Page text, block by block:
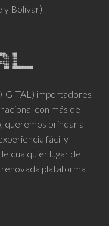
y Bolívar)
importadores
con más de
queremos brindar a
fácil y
cualquier lugar del
renovada plataforma